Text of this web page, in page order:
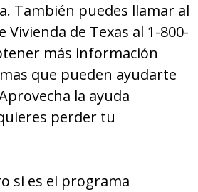
También puedes llamar al
de Texas al 1-800-
más información
que pueden ayudarte
la ayuda
perder tu
si es el programa